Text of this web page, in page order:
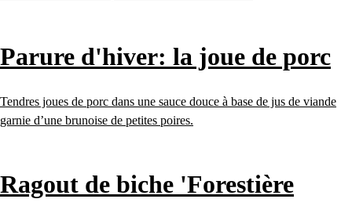
Parure d'hiver: la joue de porc
Tendres joues de porc dans une sauce douce à base de jus de viande
garnie d’une brunoise de petites poires.
Ragout de biche 'Forestière